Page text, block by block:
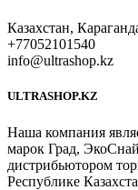
Казахстан,
+77052101540
info@ultrashop.kz
ULTRASHOP.KZ
Наша компания
марок Град,
дистрибьютором
Республике